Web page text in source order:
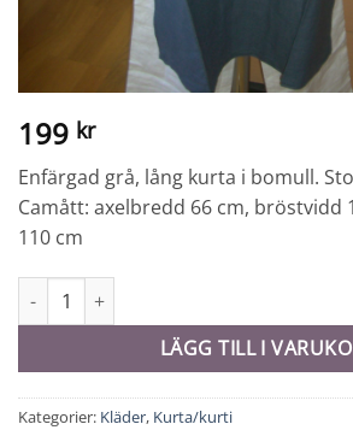
199 kr
Enfärgad grå, lång kurta i bomull.
Camått: axelbredd 66 cm, bröstvidd
110 cm
Kurta # 3 XL - 9689 mängd
LÄGG TILL I
Kategorier: Kläder, Kurta/kurti